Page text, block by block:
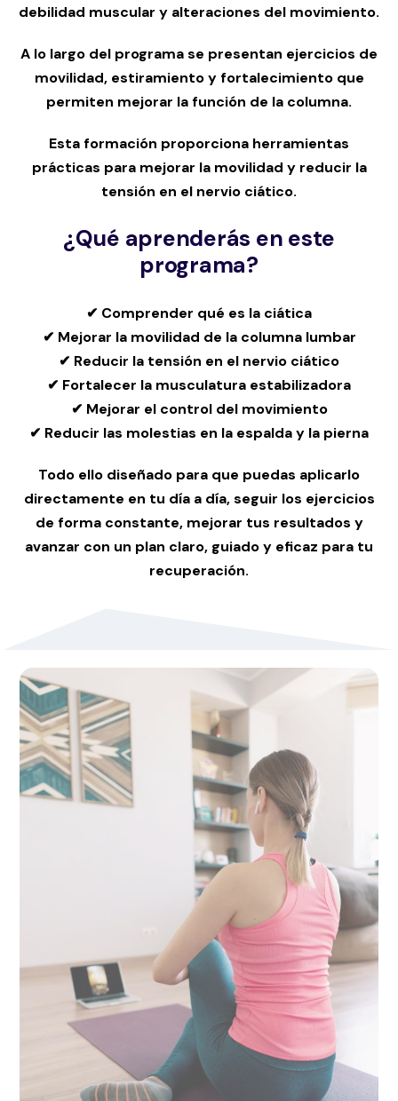
debilidad muscular y alteraciones del movimiento.
A lo largo del programa se presentan ejercicios de
movilidad, estiramiento y fortalecimiento que
permiten mejorar la función de la columna.
Esta formación proporciona herramientas
prácticas para mejorar la movilidad y reducir la
tensión en el nervio ciático.
¿Qué aprenderás en este
programa?
✔ Comprender qué es la ciática
✔ Mejorar la movilidad de la columna lumbar
✔ Reducir la tensión en el nervio ciático
✔ Fortalecer la musculatura estabilizadora
✔ Mejorar el control del movimiento
✔ Reducir las molestias en la espalda y la pierna
Todo ello diseñado para que puedas aplicarlo
directamente en tu día a día, seguir los ejercicios
de forma constante, mejorar tus resultados y
avanzar con un plan claro, guiado y eficaz para tu
recuperación.